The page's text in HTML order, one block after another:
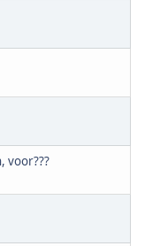
voor???